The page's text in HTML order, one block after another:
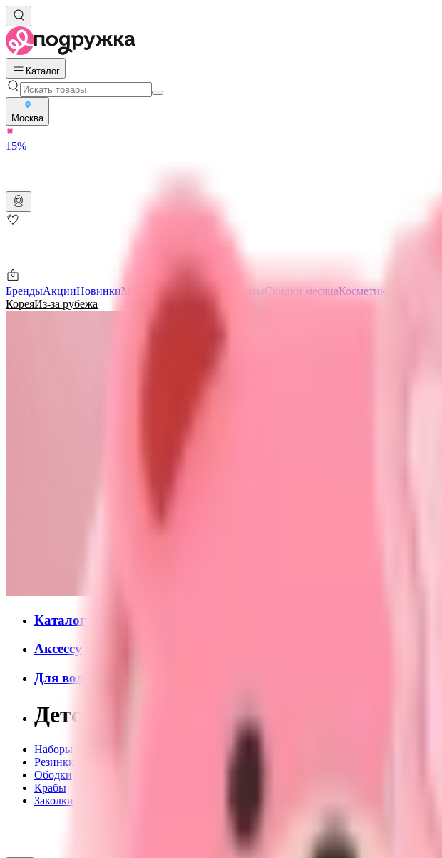
Каталог
Москва
15%
БрендыАкцииНовинкиМагазины Подарочные картыСкидки месяцаКосметика с ПДРН
КореяИз-за рубежа
Каталог
Аксессуары
Для волос детские
Детские аксессуары для волос ESSENCE
Наборы
Резинки
Ободки
Крабы
Заколки